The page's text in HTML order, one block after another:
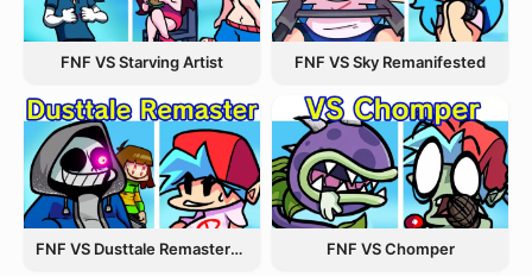
FNF VS Starving Artist FNF VS Sky Remanifested
FNF VS Dusttale Remastered FNF VS Chomper